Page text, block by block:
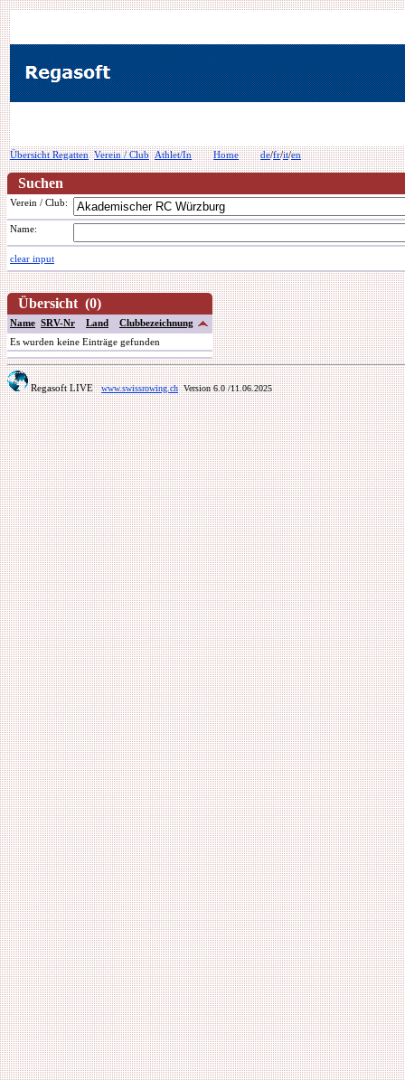
Übersicht Regatten Verein / Club Athlet/In Home de/fr/it/en
Suchen
Verein / Club:
Name:
clear input
Übersicht (0)
Name SRV-Nr Land
Clubbezeichnung
Es wurden keine Einträge gefunden
Regasoft LIVE www.swissrowing.chVersion 6.0/11.06.2025